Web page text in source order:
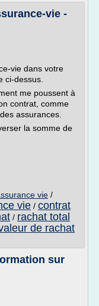
vie -
vie dans votre
ci-dessus.
me poussent à
contrat, comme
assurances.
la somme de
vie /
vie / contrat
/ rachat total
de rachat
sur